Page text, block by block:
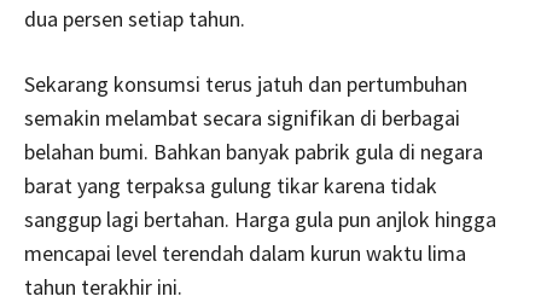
dua persen setiap tahun.
Sekarang konsumsi terus jatuh dan pertumbuhan
semakin melambat secara signifikan di berbagai
belahan bumi. Bahkan banyak pabrik gula di negara
barat yang terpaksa gulung tikar karena tidak
sanggup lagi bertahan. Harga gula pun anjlok hingga
mencapai level terendah dalam kurun waktu lima
tahun terakhir ini.